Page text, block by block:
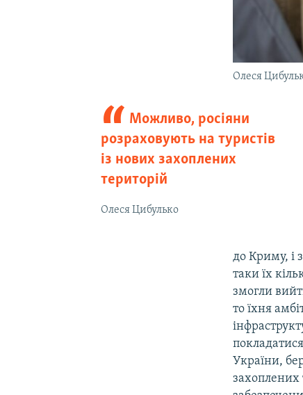
Олеся
Можливо, росіяни
розраховують на туристів
із нових захоплених
територій
Олеся Цибулько
до Криму, і
таки їх
змогли
то їхня
України,
захоплених